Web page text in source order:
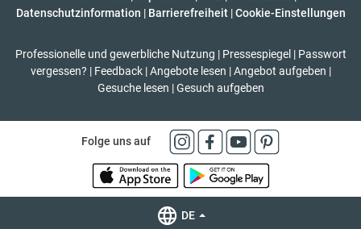
Datenschutzinformation | Barrierefreiheit | Cookie-Einstellungen
Professionelle und gewerbliche Nutzung | Pressespiegel | Passwort
vergessen? | Feedback | Angebote lesen | Angebot aufgeben |
Gesuche lesen | Gesuch aufgeben
Folge uns auf
DE